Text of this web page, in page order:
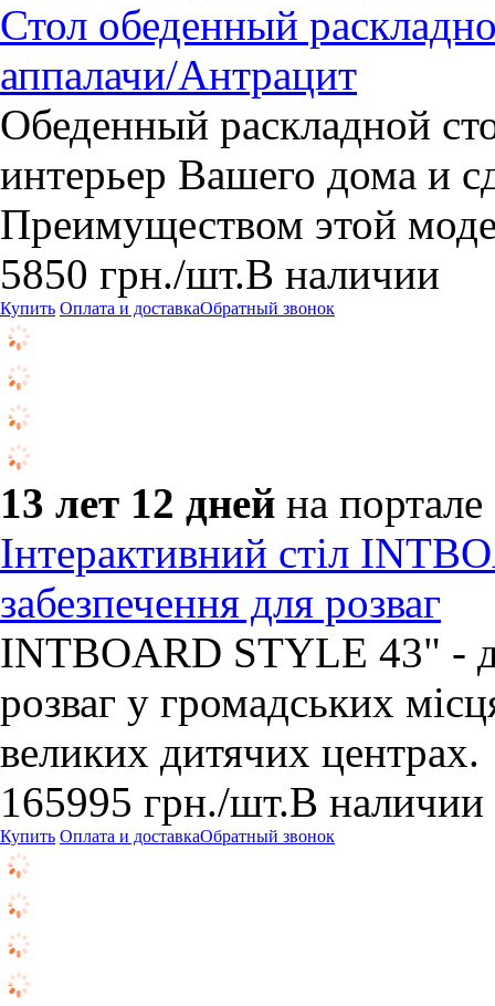
Стол обеденный
аппалачи/Антрацит
Обеденный раскладной
интерьер Вашего дома и
Преимуществом этой
5850 грн./шт.В наличии
Купить Оплата и доставкаОбратный звонок
13 лет 12 дней на портале
Інтерактивний стіл
забезпечення для розваг
INTBOARD STYLE 43" -
розваг у громадських
великих дитячих центрах.
165995 грн./шт.В наличии
Купить Оплата и доставкаОбратный звонок